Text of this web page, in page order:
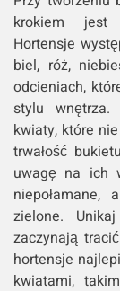
krokiem jest
Hortensje
biel, róż,
odcieniach,
stylu
kwiaty, które
trwałość
uwagę na ich
zielone.
zaczynają
hortensje
kwiatami,